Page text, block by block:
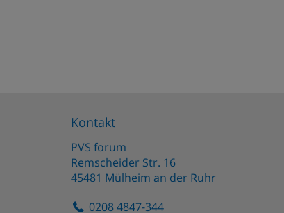
Kontakt
PVS forum
Remscheider Str. 16
45481 Mülheim an der Ruhr
0208 4847-344